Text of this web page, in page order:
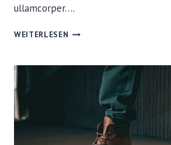
ullamcorper….
WEITERLESEN WHICH
I